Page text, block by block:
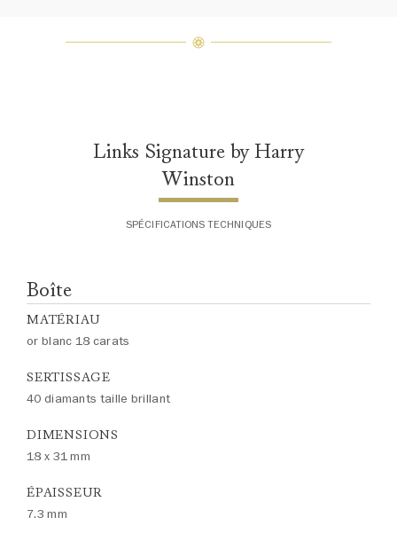
poids en carats et la quantité de
Links Signature by Harry
Winston
SPÉCIFICATIONS TECHNIQUES
Boîte
MATÉRIAU
or blanc 18 carats
SERTISSAGE
40 diamants taille brillant
DIMENSIONS
18 x 31 mm
ÉPAISSEUR
7.3 mm